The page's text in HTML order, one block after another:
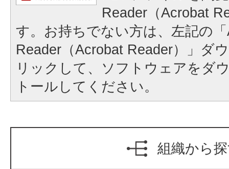
Reader（Acrobat
す。お持ちでない方は、左記の
Reader（Acrobat Reader）」ダ
リックして、ソフトウェアをダ
トールしてください。
組織から